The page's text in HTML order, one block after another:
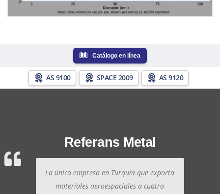
Catálogo en línea
AS 9100 SPACE 2009 AS 9120
Referans Metal
La única empresa en Turquía que exporta
materiales aeroespaciales a cuatro